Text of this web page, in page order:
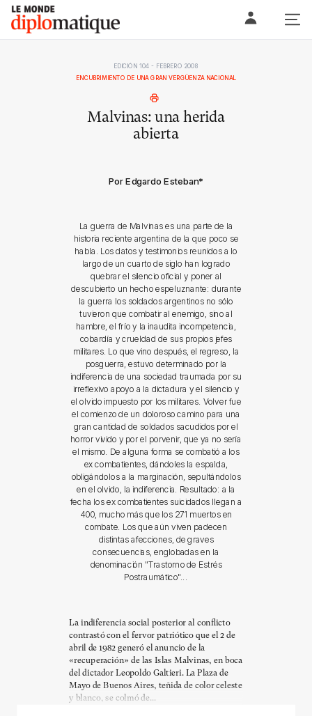
Skip
content
Le monde diplomatique
EDICIÓN 104 - FEBRERO 2008
ENCUBRIMIENTO DE UNA GRAN VERGÜENZA NACIONAL
Malvinas: una herida
abierta
Por Edgardo Esteban*
La guerra de Malvinas es una parte de la
historia reciente argentina de la que poco se
habla. Los datos y testimonios reunidos a lo
largo de un cuarto de siglo han logrado
quebrar el silencio oficial y poner al
descubierto un hecho espeluznante: durante
la guerra los soldados argentinos no sólo
tuvieron que combatir al enemigo, sino al
hambre, el frío y la inaudita incompetencia,
cobardía y crueldad de sus propios jefes
militares. Lo que vino después, el regreso, la
posguerra, estuvo determinado por la
indiferencia de una sociedad traumada por su
irreflexivo apoyo a la dictadura y el silencio y
el olvido impuesto por los militares. Volver fue
el comienzo de un doloroso camino para una
gran cantidad de soldados sacudidos por el
horror vivido y por el porvenir, que ya no sería
el mismo. De alguna forma se combatió a los
ex combatientes, dándoles la espalda,
obligándolos a la marginación, sepultándolos
en el olvido, la indiferencia. Resultado: a la
fecha los ex combatientes suicidados llegan a
400, mucho más que los 271 muertos en
combate. Los que aún viven padecen
distintas afecciones, de graves
consecuencias, englobadas en la
denominación "Trastorno de Estrés
Postraumático"...
La indiferencia social posterior al conflicto
contrastó con el fervor patriótico que el 2 de
abril de 1982 generó el anuncio de la
«recuperación» de las Islas Malvinas, en boca
del dictador Leopoldo Galtieri. La Plaza de
Mayo de Buenos Aires, teñida de color celeste
y blanco, se colmó de...